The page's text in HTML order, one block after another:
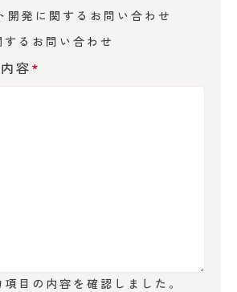
開発に関するお問い合わせ
するお問い合わせ
容*
目の内容を確認しました。